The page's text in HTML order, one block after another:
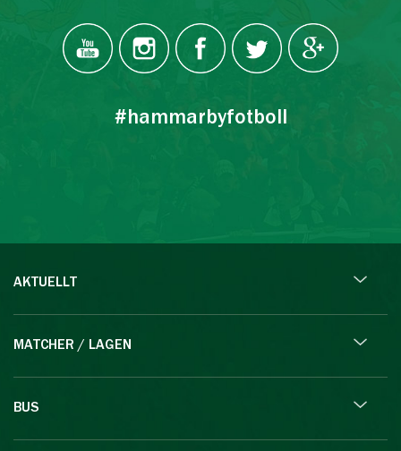
#hammarbyfotboll
AKTUELLT
MATCHER / LAGEN
BUS